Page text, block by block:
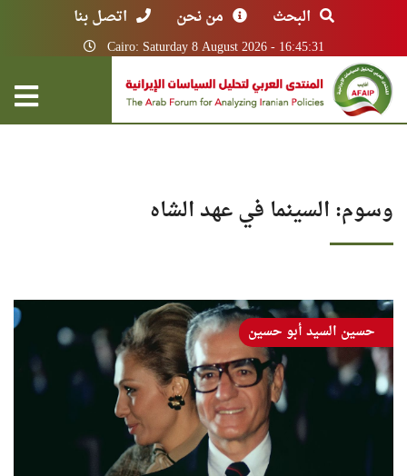
البحث من نحن اتصل بنا
Cairo: Saturday 8 August 2026 - 16:45:31
وسوم: السينما في عهد الشاه
حسين السيد أبو حسين